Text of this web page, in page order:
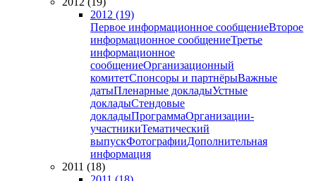
2012 (19)
Первое информационное сообщениеВторое
информационное сообщениеТретье
информационное
сообщениеОрганизационный
комитетСпонсоры и партнёрыВажные
датыПленарные докладыУстные
докладыСтендовые
докладыПрограммаОрганизации-
участникиТематический
выпускФотографииДополнительная
информация
2011 (18)